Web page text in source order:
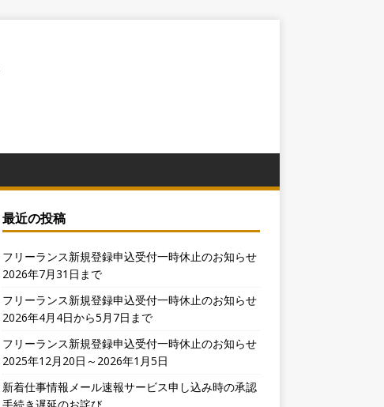
最近の投稿
フリーランス新規登録申込受付一時休止のお知らせ
2026年7月31日まで
フリーランス新規登録申込受付一時休止のお知らせ
2026年4月4日から5月7日まで
フリーランス新規登録申込受付一時休止のお知らせ
2025年12月20日～2026年1月5日
新着仕事情報メール速報サービス申し込み時の承認
手続き遅延のお詫び